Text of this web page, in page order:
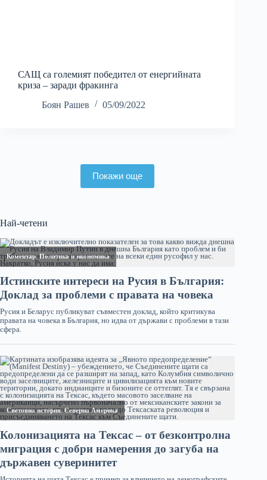
САЩ са големият победител от енергийната
криза – заради фракинга
Боян Рашев
05/09/2022
Покажи още
Най-четени